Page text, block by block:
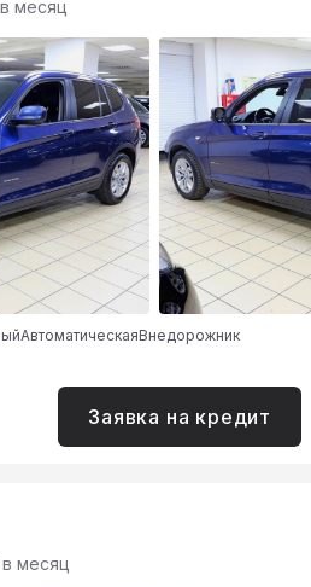
месяц
АвтоматическаяВнедорожник
Заявка на кредит
в месяц